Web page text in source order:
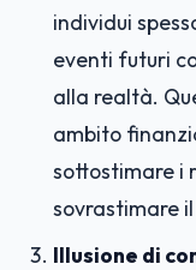
individui
eventi futuri
alla realtà.
ambito
sottostimare i
sovrastimare
Illusione di